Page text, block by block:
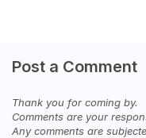
Post a Comment
Thank you for coming by.
Comments are your
Any comments are